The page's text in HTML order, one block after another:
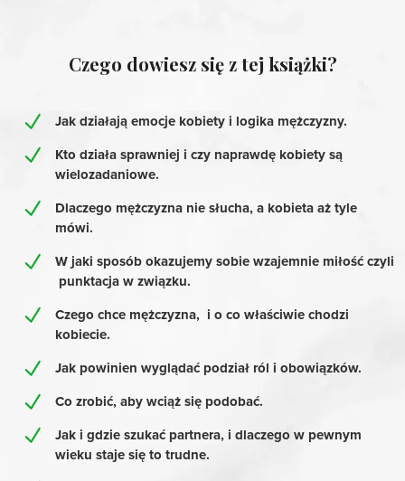
Czego dowiesz się z tej książki?
Jak działają emocje kobiety i logika mężczyzny.
Kto działa sprawniej i czy naprawdę kobiety są
wielozadaniowe.
Dlaczego mężczyzna nie słucha, a kobieta aż tyle
mówi.
W jaki sposób okazujemy sobie wzajemnie miłość czyli
punktacja w związku.
Czego chce mężczyzna, i o co właściwie chodzi
kobiecie.
Jak powinien wyglądać podział ról i obowiązków.
Co zrobić, aby wciąż się podobać.
Jak i gdzie szukać partnera, i dlaczego w pewnym
wieku staje się to trudne.